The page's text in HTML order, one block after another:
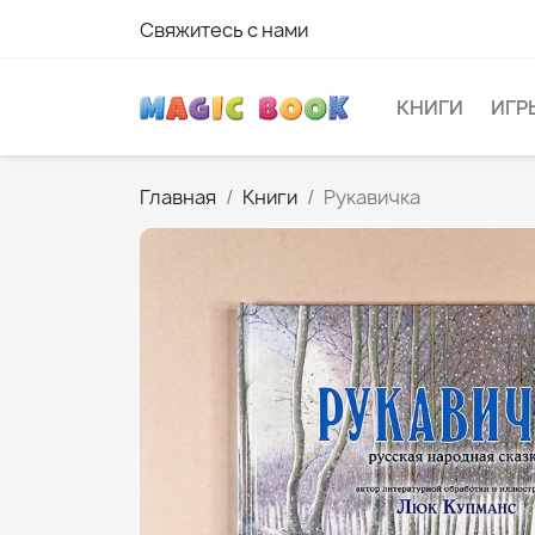
Свяжитесь с нами
КНИГИ
Главная Книги Рукавичка